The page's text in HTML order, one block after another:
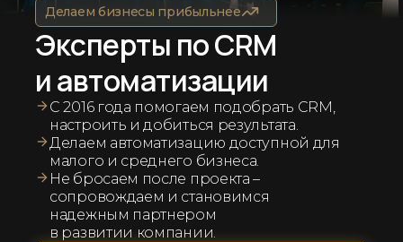
Делаем бизнесы прибыльнее
Эксперты по CRM
и автоматизации
С 2016 года помогаем подобрать CRM,
настроить и добиться результата.
Делаем автоматизацию доступной для
малого и среднего бизнеса.
Не бросаем после проекта –
сопровождаем и становимся
надежным партнером
в развитии компании.